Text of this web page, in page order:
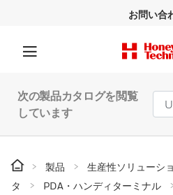
お問い合
次の製品カタログを閲覧
しています
製品 生産性ソリューシ
タ
PDA・ハンディターミナル